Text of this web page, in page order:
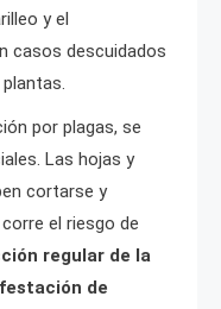
y el
casos descuidados
por plagas, se
Las hojas y
cortarse y
el riesgo de
regular de la
de